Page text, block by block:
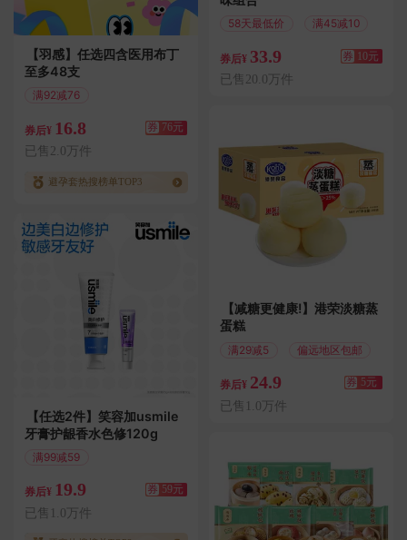
【羽感】任选四含医用布丁
至多48支
满92减76
券后¥ 16.8 券 76元
已售2.0万件
避孕套热搜榜单TOP3
【任选2件】笑容加usmile
牙膏护龈香水色修120g
满99减59
券后¥ 19.9 券 59元
已售1.0万件
58天最低价 满45减10
券后¥ 33.9 券 10元
已售20.0万件
【减糖更健康!】港荣淡糖蒸
蛋糕
满29减5 偏远地区包邮
券后¥ 24.9 券 5元
已售1.0万件